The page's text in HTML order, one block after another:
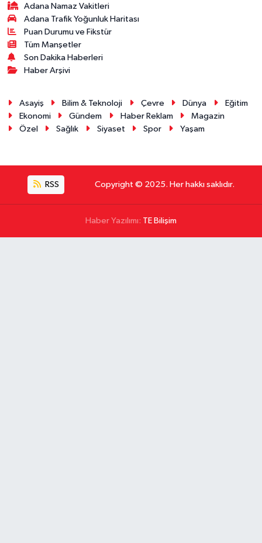
Adana Namaz Vakitleri
Adana Trafik Yoğunluk Haritası
Puan Durumu ve Fikstür
Tüm Manşetler
Son Dakika Haberleri
Haber Arşivi
Asayiş Bilim & Teknoloji Çevre Dünya
Eğitim
Ekonomi
Gündem Haber Reklam
Magazin
Özel
Sağlık Siyaset Spor Yaşam
RSS Copyright © 2025. Her hakkı saklıdır.
Haber Yazılımı: TE Bilişim